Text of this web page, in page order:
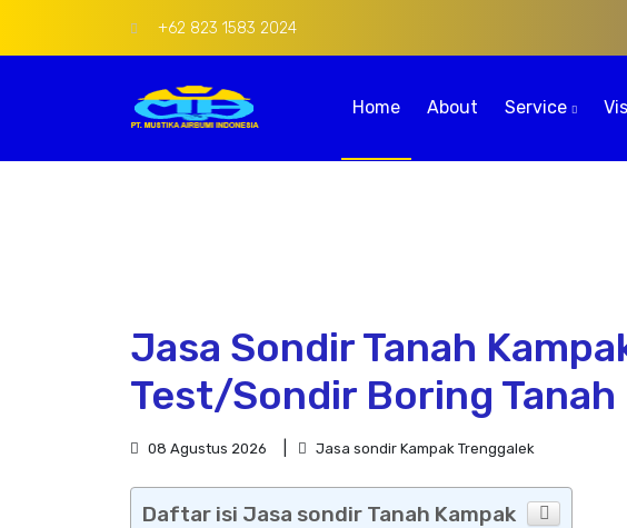
+62 823 1583 2024
Home About Service
Jasa Sondir Tanah
Test/Sondir Boring Tanah
08 Agustus 2026 Jasa sondir Kampak Trenggalek
Daftar isi Jasa sondir Tanah Kampak